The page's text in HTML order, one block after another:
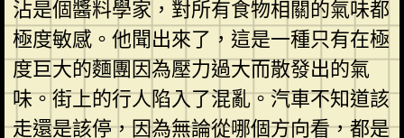
沾是個醬料學家，對所有食物相關的氣味都
極度敏感。他聞出來了，這是一種只有在極
度巨大的麵團因為壓力過大而散發出的氣
味。街上的行人陷入了混亂。汽車不知道該
走還是該停，因為無論從哪個方向看，都是